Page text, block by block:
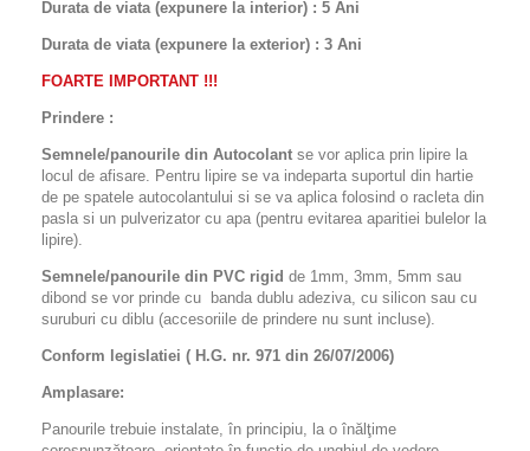
Durata de viata (expunere la interior) : 5 Ani
Durata de viata (expunere la exterior) : 3 Ani
FOARTE IMPORTANT !!!
Prindere :
Semnele/panourile din Autocolant se vor aplica prin lipire la
locul de afisare. Pentru lipire se va indeparta suportul din hartie
de pe spatele autocolantului si se va aplica folosind o racleta din
pasla si un pulverizator cu apa (pentru evitarea aparitiei bulelor la
lipire).
Semnele/panourile din PVC rigid de 1mm, 3mm, 5mm sau
dibond se vor prinde cu banda dublu adeziva, cu silicon sau cu
suruburi cu diblu (accesoriile de prindere nu sunt incluse).
Conform legislatiei ( H.G. nr. 971 din 26/07/2006)
Amplasare:
Panourile trebuie instalate, în principiu, la o înălţime